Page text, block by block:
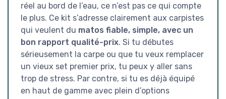
réel au bord de l’eau, ce n’est pas ce qui compte
le plus. Ce kit s’adresse clairement aux carpistes
qui veulent du matos fiable, simple, avec un
bon rapport qualité-prix. Si tu débutes
sérieusement la carpe ou que tu veux remplacer
un vieux set premier prix, tu peux y aller sans
trop de stress. Par contre, si tu es déjà équipé
en haut de gamme avec plein d’options